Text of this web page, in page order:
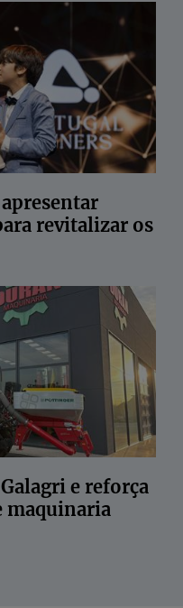
revitalizar os
e reforça
maquinaria